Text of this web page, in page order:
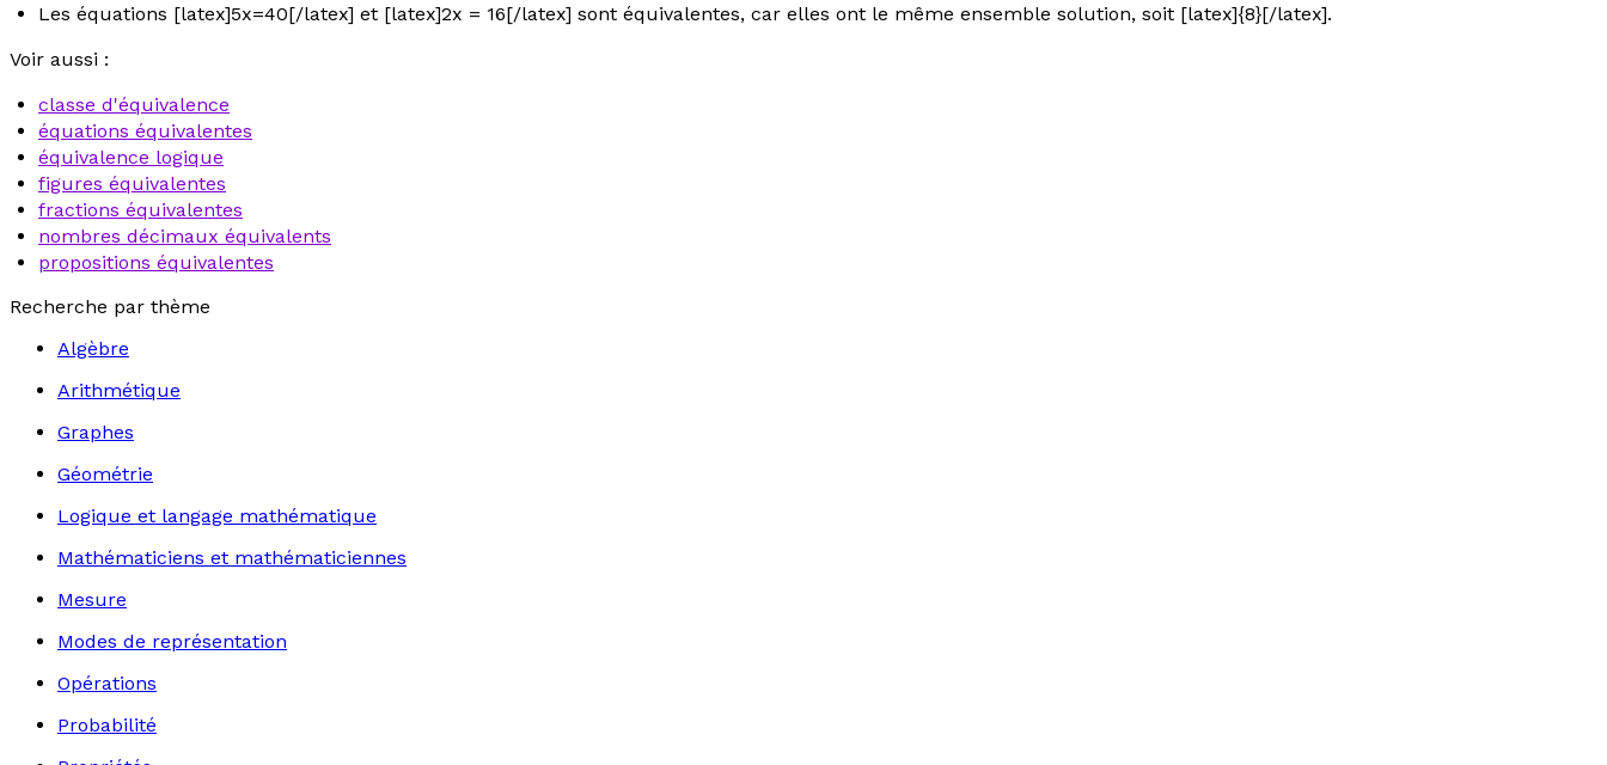
Les équations [latex]5x=40[/latex] et [latex]2x = 16[/latex] sont équivalentes, car elles ont le même ensemble solution, soit [latex]{8}[/latex].
Voir aussi :
classe d'équivalence
équations équivalentes
équivalence logique
figures équivalentes
fractions équivalentes
nombres décimaux équivalents
propositions équivalentes
Recherche par thème
Algèbre
Arithmétique
Graphes
Géométrie
Logique et langage mathématique
Mathématiciens et mathématiciennes
Mesure
Modes de représentation
Opérations
Probabilité